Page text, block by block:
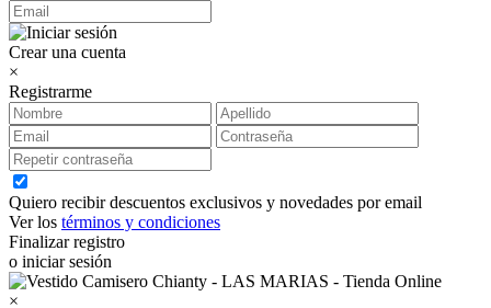
Crear una cuenta
×
Registrarme
Quiero recibir descuentos exclusivos y novedades por email
Ver los términos y condiciones
Finalizar registro
o iniciar sesión
×